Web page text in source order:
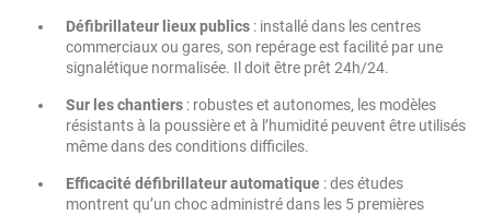
Défibrillateur lieux publics : installé dans les centres
commerciaux ou gares, son repérage est facilité par une
signalétique normalisée. Il doit être prêt 24h/24.
Sur les chantiers : robustes et autonomes, les modèles
résistants à la poussière et à l’humidité peuvent être utilisés
même dans des conditions difficiles.
Efficacité défibrillateur automatique : des études
montrent qu’un choc administré dans les 5 premières